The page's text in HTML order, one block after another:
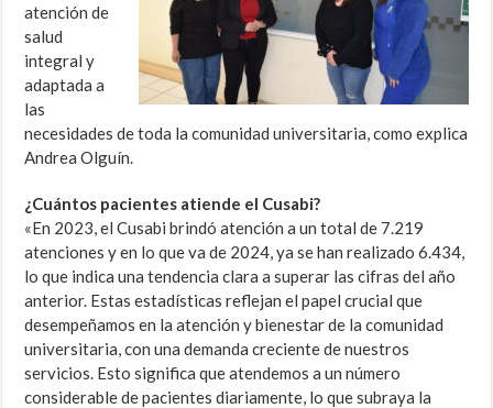
atención de
salud
integral y
adaptada a
las
necesidades de toda la comunidad universitaria, como explica
Andrea Olguín.
¿Cuántos pacientes atiende el Cusabi?
«En 2023, el Cusabi brindó atención a un total de 7.219
atenciones y en lo que va de 2024, ya se han realizado 6.434,
lo que indica una tendencia clara a superar las cifras del año
anterior. Estas estadísticas reflejan el papel crucial que
desempeñamos en la atención y bienestar de la comunidad
universitaria, con una demanda creciente de nuestros
servicios. Esto significa que atendemos a un número
considerable de pacientes diariamente, lo que subraya la